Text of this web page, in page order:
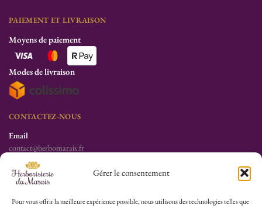
Gérer le consentement
Pour vous offrir la meilleure expérience possible, nous utilisons des technologies telles que
PAIEMENT ET LIVRAISON
Moyens de paiement
Modes de livraison
CONTACTEZ-NOUS
Email
contact@herbomarais.fr
Téléphone
+33 6 78 19 34 25
S’adresser à l’herboristerie :